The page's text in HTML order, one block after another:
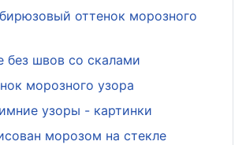
оттенок морозного
без швов со скалами
морозного узора
узоры - картинки
морозом на стекле